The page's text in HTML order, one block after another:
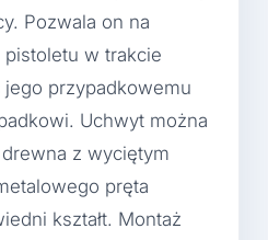
Pozwala on na
pistoletu w trakcie
jego przypadkowemu
Uchwyt można
z wyciętym
pręta
kształt. Montaż